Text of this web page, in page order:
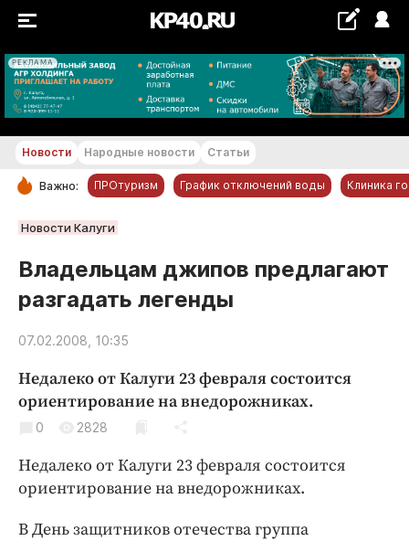
РЕКЛАМА
+23...+24 °С
РУБРИКИ
Новости компаний
Статьи
Народные новости
Благоустройство
Криминал
Недвижимость и ЖКХ
Образование
Общество
Новости Народные новости Статьи
Важно: ПРОтуризм График отключений воды Клиника
Новости Калуги
Владельцам джипов предлагают
разгадать легенды
07.02.2008, 10:35
Недалеко от Калуги 23 февраля состоится
ориентирование на внедорожниках.
0 2828
Недалеко от Калуги 23 февраля состоится
ориентирование на внедорожниках.
В День защитников отечества группа